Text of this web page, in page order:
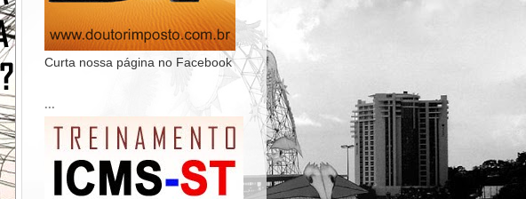
Curta nossa página no Facebook
...